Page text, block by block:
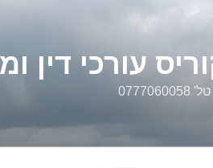
עורכי דין